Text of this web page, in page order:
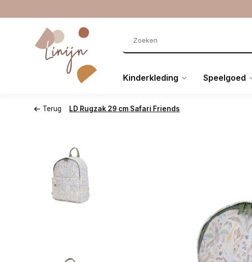
Kinderkleding Speelgoed
Terug LD Rugzak 29 cm Safari Friends